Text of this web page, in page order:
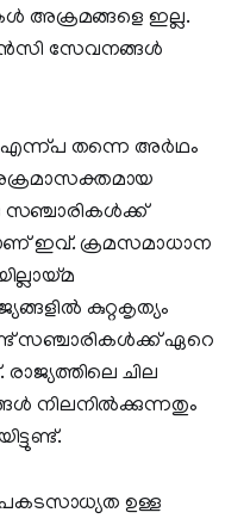
അക്രമങ്ങളെ ഇല്ല.
സേവനങ്ങള്‍
എന്ന്പ തന്നെ അര്‍ഥം
അക്രമാസക്തമായ
ഇവ്. ക്രമസമാധാന
കുറ്റകൃത്യം
സഞ്ചാരികള്‍ക്ക് ഏറെ
ചില
നിലനില്‍ക്കുന്നതും
ഉള്ള